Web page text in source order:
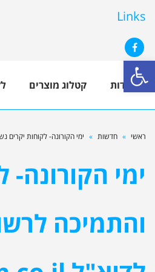
פתח סרגל נגישות
Links
Facebook
אודות קטלוג מוצרים
ראשי » חדשות » ימי הקורונה- לקוחות יקרים נשמח
ימי